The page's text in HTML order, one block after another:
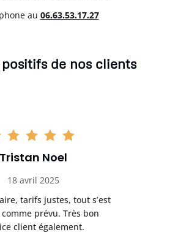
au 06.63.53.17.27
de nos clients
Tristan Noel
18 avril 2025
tarifs justes, tout s’est
prévu. Très bon
client également.